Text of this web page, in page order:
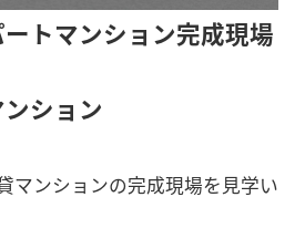
学会参加希望」とご記載くださ
ートマンション完成現場
ション
マンションの完成現場を見学い